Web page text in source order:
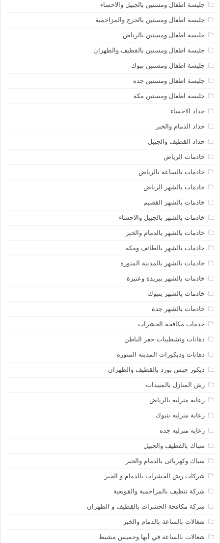
جليسة اطفال ومسنين بالجبيل والاحساء
جليسة اطفال ومسنين بالخرج والمزاحمية
جليسة اطفال ومسنين بالرياض
جليسة اطفال ومسنين بالقطيف والظهران
جليسة اطفال ومسنين تبوك
جليسة اطفال ومسنين جده
جليسة اطفال ومسنين مكة
حداد الاحساء
حداد الدمام والخبر
حداد القطيف والجبيل
خادمات الرياض
خادمات بالساعة بالرياض
خادمات بالشهر الرياض
خادمات بالشهر القصيم
خادمات بالشهر بالجبيل والاحساء
خادمات بالشهر بالدمام والخبر
خادمات بالشهر بالطائف ومكة
خادمات بالشهر بالمدينة المنورة
خادمات بالشهر ببريدة وعنيزة
خادمات بالشهر بتبوك
خادمات بالشهر جدة
خدمات مكافحة الحشرات
دهانات وتشطيبات حفر الباطن
دهانات وديكورات المدينه المنوره
ديكور جبس بورد بالقطيف والظهران
رش المنازل بالمبيدات
رعاية منزليه بالرياض
رعاية منزليه بتبوك
رعايه منزليه جده
سباك بالقظيف والجبيل
سباك وكهربائى بالدمام والخبر
شركات رش الحشرات بالدمام و الخبر
شركة تنظيف بالمزاحمية والقويعية
شركة مكافحة الحشرات بالقطيف و الظهران
شغالات بالساعة بالدمام والخبر
شغالات بالساعة في أبها وخميس مشيط